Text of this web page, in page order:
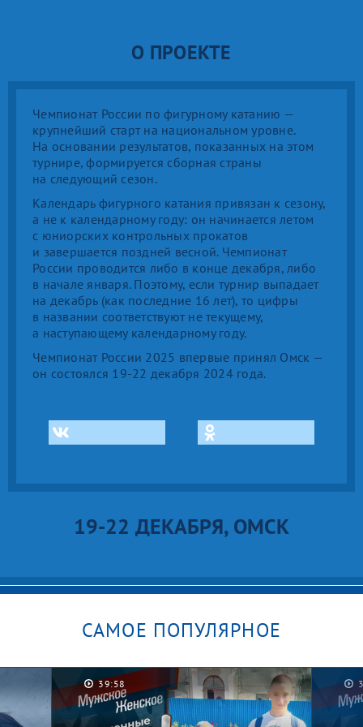
О ПРОЕКТЕ
Чемпионат России по фигурному катанию —
крупнейший старт на национальном уровне.
На основании результатов, показанных на этом
турнире, формируется сборная страны
на следующий сезон.
Календарь фигурного катания привязан к сезону,
а не к календарному году: он начинается летом
с юниорских контрольных прокатов
и завершается поздней весной. Чемпионат
России проводится либо в конце декабря, либо
в начале января. Поэтому, если турнир выпадает
на декабрь (как последние 16 лет), то цифры
в названии соответствуют не текущему,
а наступающему календарному году.
Чемпионат России 2025 впервые принял Омск —
он состоялся 19-22 декабря 2024 года.
19-22 ДЕКАБРЯ, ОМСК
САМОЕ ПОПУЛЯРНОЕ
38:57